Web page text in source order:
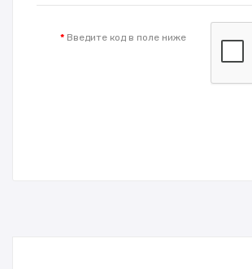
Введите код в поле ниже